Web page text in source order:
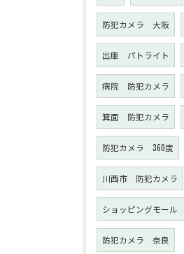
防犯カメラ 大阪
出庫 パトライト
病院 防犯カメラ
箕面 防犯カメラ
防犯カメラ 360度
川西市 防犯カメラ
ショッピングモー
防犯カメラ 奈良